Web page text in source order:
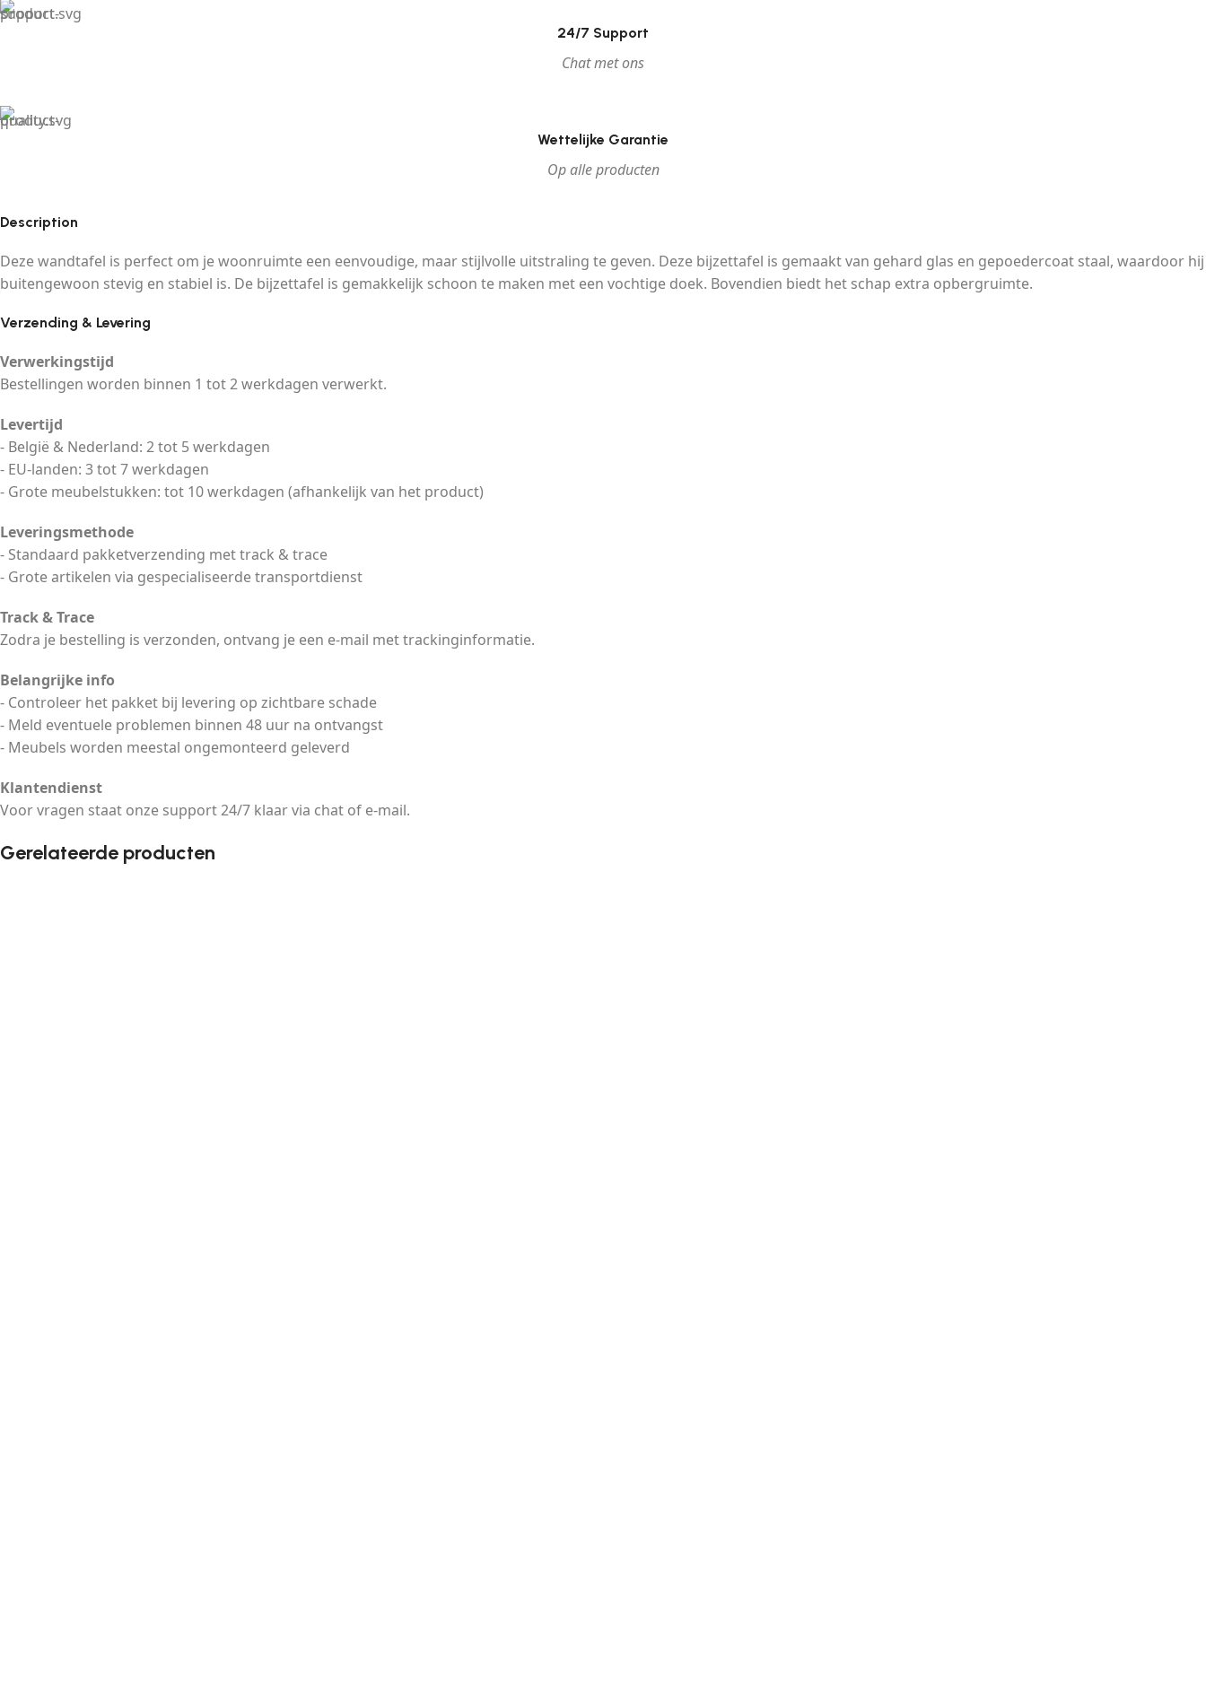
24/7 Support
Chat met ons
Wettelijke Garantie
Op alle producten
Description
Deze wandtafel is perfect om je woonruimte een eenvoudige, maar stijlvolle uitstraling te geven. Deze bijzettafel is gemaakt van gehard glas en gepoedercoat staal, waardoor hij
buitengewoon stevig en stabiel is. De bijzettafel is gemakkelijk schoon te maken met een vochtige doek. Bovendien biedt het schap extra opbergruimte.
Verzending & Levering
Verwerkingstijd
Bestellingen worden binnen 1 tot 2 werkdagen verwerkt.
Levertijd
- België & Nederland: 2 tot 5 werkdagen
- EU-landen: 3 tot 7 werkdagen
- Grote meubelstukken: tot 10 werkdagen (afhankelijk van het product)
Leveringsmethode
- Standaard pakketverzending met track & trace
- Grote artikelen via gespecialiseerde transportdienst
Track & Trace
Zodra je bestelling is verzonden, ontvang je een e-mail met trackinginformatie.
Belangrijke info
- Controleer het pakket bij levering op zichtbare schade
- Meld eventuele problemen binnen 48 uur na ontvangst
- Meubels worden meestal ongemonteerd geleverd
Klantendienst
Voor vragen staat onze support 24/7 klaar via chat of e-mail.
Gerelateerde producten